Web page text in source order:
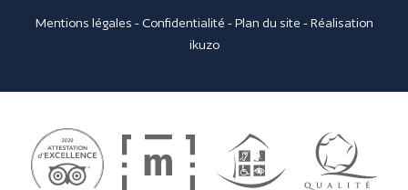
Mentions légales - Confidentialité -Plan du site - Réalisation
ikuzo